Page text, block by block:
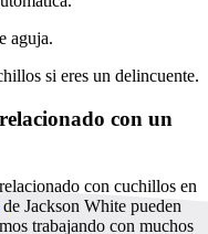
aguja.
si eres un delincuente.
con un
con cuchillos en
de Jackson White pueden
trabajando con muchos